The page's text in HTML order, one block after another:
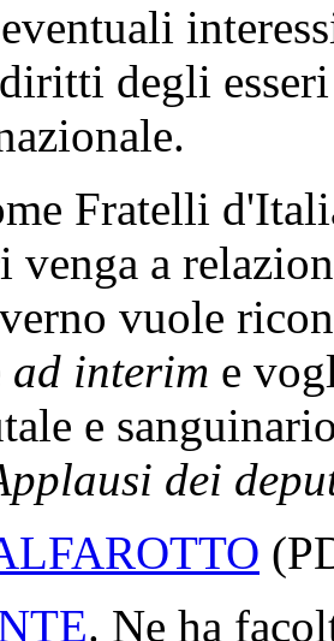
degli
Fratelli
venga a
vuole
ad interim e
e
dei
(
. Ne ha